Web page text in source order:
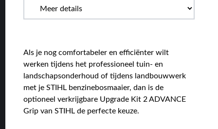
Als je nog comfortabeler en efficiënter wilt
werken tijdens het professioneel tuin- en
landschapsonderhoud of tijdens landbouwwerk
met je STIHL benzinebosmaaier, dan is de
optioneel verkrijgbare Upgrade Kit 2 ADVANCE
Grip van STIHL de perfecte keuze.